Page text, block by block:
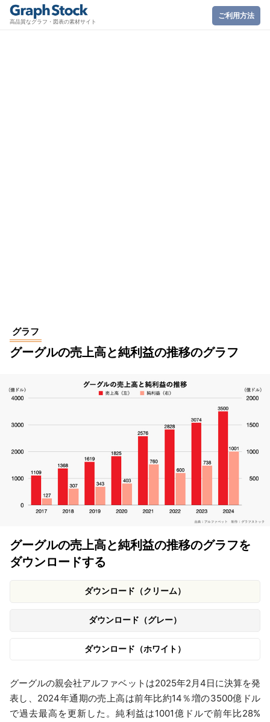
高品質なグラフ・図表の素材サイト
ご利用方法
グラフ
グーグルの売上高と純利益の推移のグラフ
グーグルの売上高と純利益の推移のグラフを
ダウンロードする
ダウンロード（クリーム）
ダウンロード（グレー）
ダウンロード（ホワイト）
グーグルの親会社アルファベットは2025年2月4日に決算を発
表し、2024年通期の売上高は前年比約14％増の3500億ドル
で過去最高を更新した。純利益は1001億ドルで前年比28%